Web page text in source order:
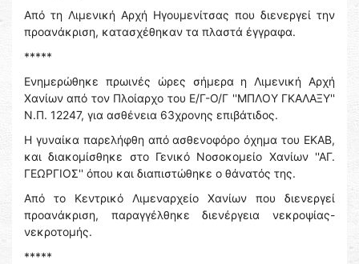
Από τη Λιμενική Αρχή Ηγουμενίτσας που διενεργεί την
προανάκριση, κατασχέθηκαν τα πλαστά έγγραφα.
*****
Ενημερώθηκε πρωινές ώρες σήμερα η Λιμενική Αρχή
Χανίων από τον Πλοίαρχο του Ε/Γ-Ο/Γ ''ΜΠΛΟΥ ΓΚΑΛΑΞΥ''
Ν.Π. 12247, για ασθένεια 63χρονης επιβάτιδος.
Η γυναίκα παρελήφθη από ασθενοφόρο όχημα του ΕΚΑΒ,
και διακομίσθηκε στο Γενικό Νοσοκομείο Χανίων ''ΑΓ.
ΓΕΩΡΓΙΟΣ'' όπου και διαπιστώθηκε ο θάνατός της.
Από το Κεντρικό Λιμεναρχείο Χανίων που διενεργεί
προανάκριση, παραγγέλθηκε διενέργεια νεκροψίας-
νεκροτομής.
*****